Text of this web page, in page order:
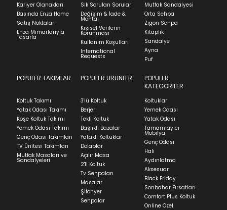
Kariyer Olanakları
Basında Enza Home
Satış Noktaları
Enza Mimarlarıyla
Tasarla
Sık Sorulan Sorular
Değişim & İade &
Montaj
Kişisel Verilerin
Korunması
Kullanım Koşulları
International
Requests
Mutfak Sandalyesi
Orta Sehpa
Zigon Sehpa
Kitaplık
Sandalye
Ayna
Puf
POPÜLER TAKIMLAR
Koltuk Takımı
Yatak Odası Takımı
Köşe Koltuk Takımı
Yemek Odası Takımı
Genç Odası Takımları
TV Ünitesi Takımları
Mutfak Masaları ve
Sandalyeleri
POPÜLER ÜRÜNLER
3'lü Koltuk
Berjer
Tekli Koltuk
Başlıklı Bazalar
Yataklı Koltuklar
Dolaplar
Açılır Masa
2'li Koltuk
Tv Sehpaları
Masalar
Şifonyer
Sehpalar
POPÜLER
KATEGORİLER
Koltuklar
Yemek Odası
Yatak Odası
Tamamlayıcı
Mobilya
Genç Odası
Halı
Aydınlatma
Aksesuar
Black Friday
Sonbahar Fırsatları
Comfort Plus Koltuk
Online Özel